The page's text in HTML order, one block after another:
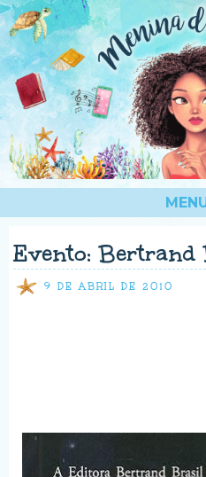
Evento: Bertrand
9 DE ABRIL DE 2010